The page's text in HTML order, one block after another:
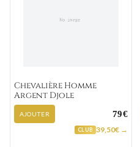
Chevalière Homme
Argent Djole
AJOUTER 79€
CLUB 39,50€ →